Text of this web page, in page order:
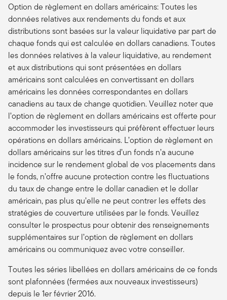
Option de règlement en dollars américains: Toutes les
données relatives aux rendements du fonds et aux
distributions sont basées sur la valeur liquidative par part de
chaque fonds qui est calculée en dollars canadiens. Toutes
les données relatives à la valeur liquidative, au rendement
et aux distributions qui sont présentées en dollars
américains sont calculées en convertissant en dollars
américains les données correspondantes en dollars
canadiens au taux de change quotidien. Veuillez noter que
l’option de règlement en dollars américains est offerte pour
accommoder les investisseurs qui préfèrent effectuer leurs
opérations en dollars américains. L’option de règlement en
dollars américains sur les titres d’un fonds n’a aucune
incidence sur le rendement global de vos placements dans
le fonds, n’offre aucune protection contre les fluctuations
du taux de change entre le dollar canadien et le dollar
américain, pas plus qu’elle ne peut contrer les effets des
stratégies de couverture utilisées par le fonds. Veuillez
consulter le prospectus pour obtenir des renseignements
supplémentaires sur l’option de règlement en dollars
américains ou communiquez avec votre conseiller.
Toutes les séries libellées en dollars américains de ce fonds
sont plafonnées (fermées aux nouveaux investisseurs)
depuis le 1er février 2016.